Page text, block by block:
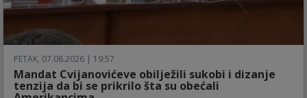
PETAK, 07.08.2026 | 19:57
Mandat Cvijanovićeve obilježili sukobi i dizanje
tenzija da bi se prikrilo šta su obećali